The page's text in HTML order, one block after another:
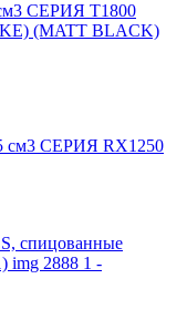
СЕРИЯ T1800
(MATT BLACK)
см3 СЕРИЯ RX1250